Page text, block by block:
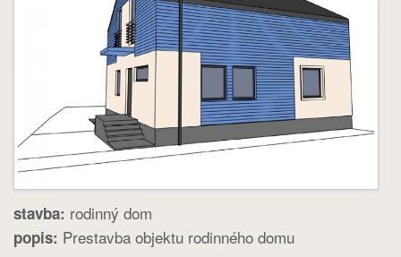
stavba: rodinný dom
popis: Prestavba objektu rodinného domu